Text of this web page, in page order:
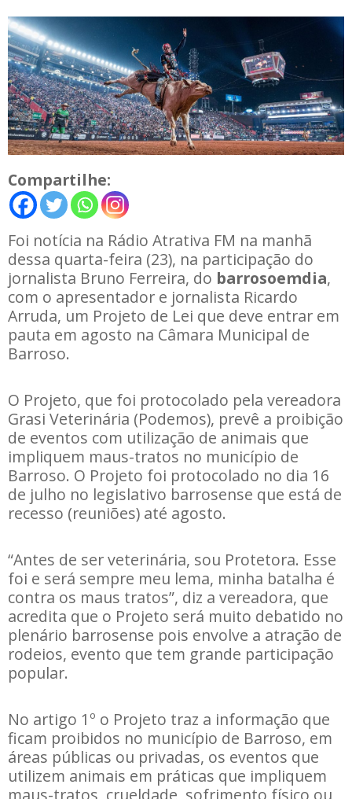
Compartilhe:
Foi notícia na Rádio Atrativa FM na manhã
dessa quarta-feira (23), na participação do
jornalista Bruno Ferreira, do barrosoemdia,
com o apresentador e jornalista Ricardo
Arruda, um Projeto de Lei que deve entrar em
pauta em agosto na Câmara Municipal de
Barroso.
O Projeto, que foi protocolado pela vereadora
Grasi Veterinária (Podemos), prevê a proibição
de eventos com utilização de animais que
impliquem maus-tratos no município de
Barroso. O Projeto foi protocolado no dia 16
de julho no legislativo barrosense que está de
recesso (reuniões) até agosto.
“Antes de ser veterinária, sou Protetora. Esse
foi e será sempre meu lema, minha batalha é
contra os maus tratos”, diz a vereadora, que
acredita que o Projeto será muito debatido no
plenário barrosense pois envolve a atração de
rodeios, evento que tem grande participação
popular.
No artigo 1º o Projeto traz a informação que
ficam proibidos no município de Barroso, em
áreas públicas ou privadas, os eventos que
utilizem animais em práticas que impliquem
maus-tratos, crueldade, sofrimento físico ou